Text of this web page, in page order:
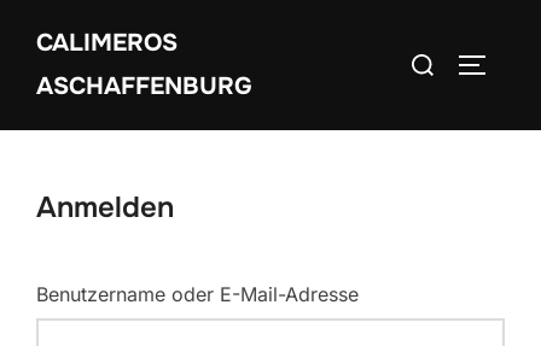
Inhalt
springen
CALIMEROS
ASCHAFFENBURG
Suchen
Anmelden
Benutzername oder E-Mail-Adresse